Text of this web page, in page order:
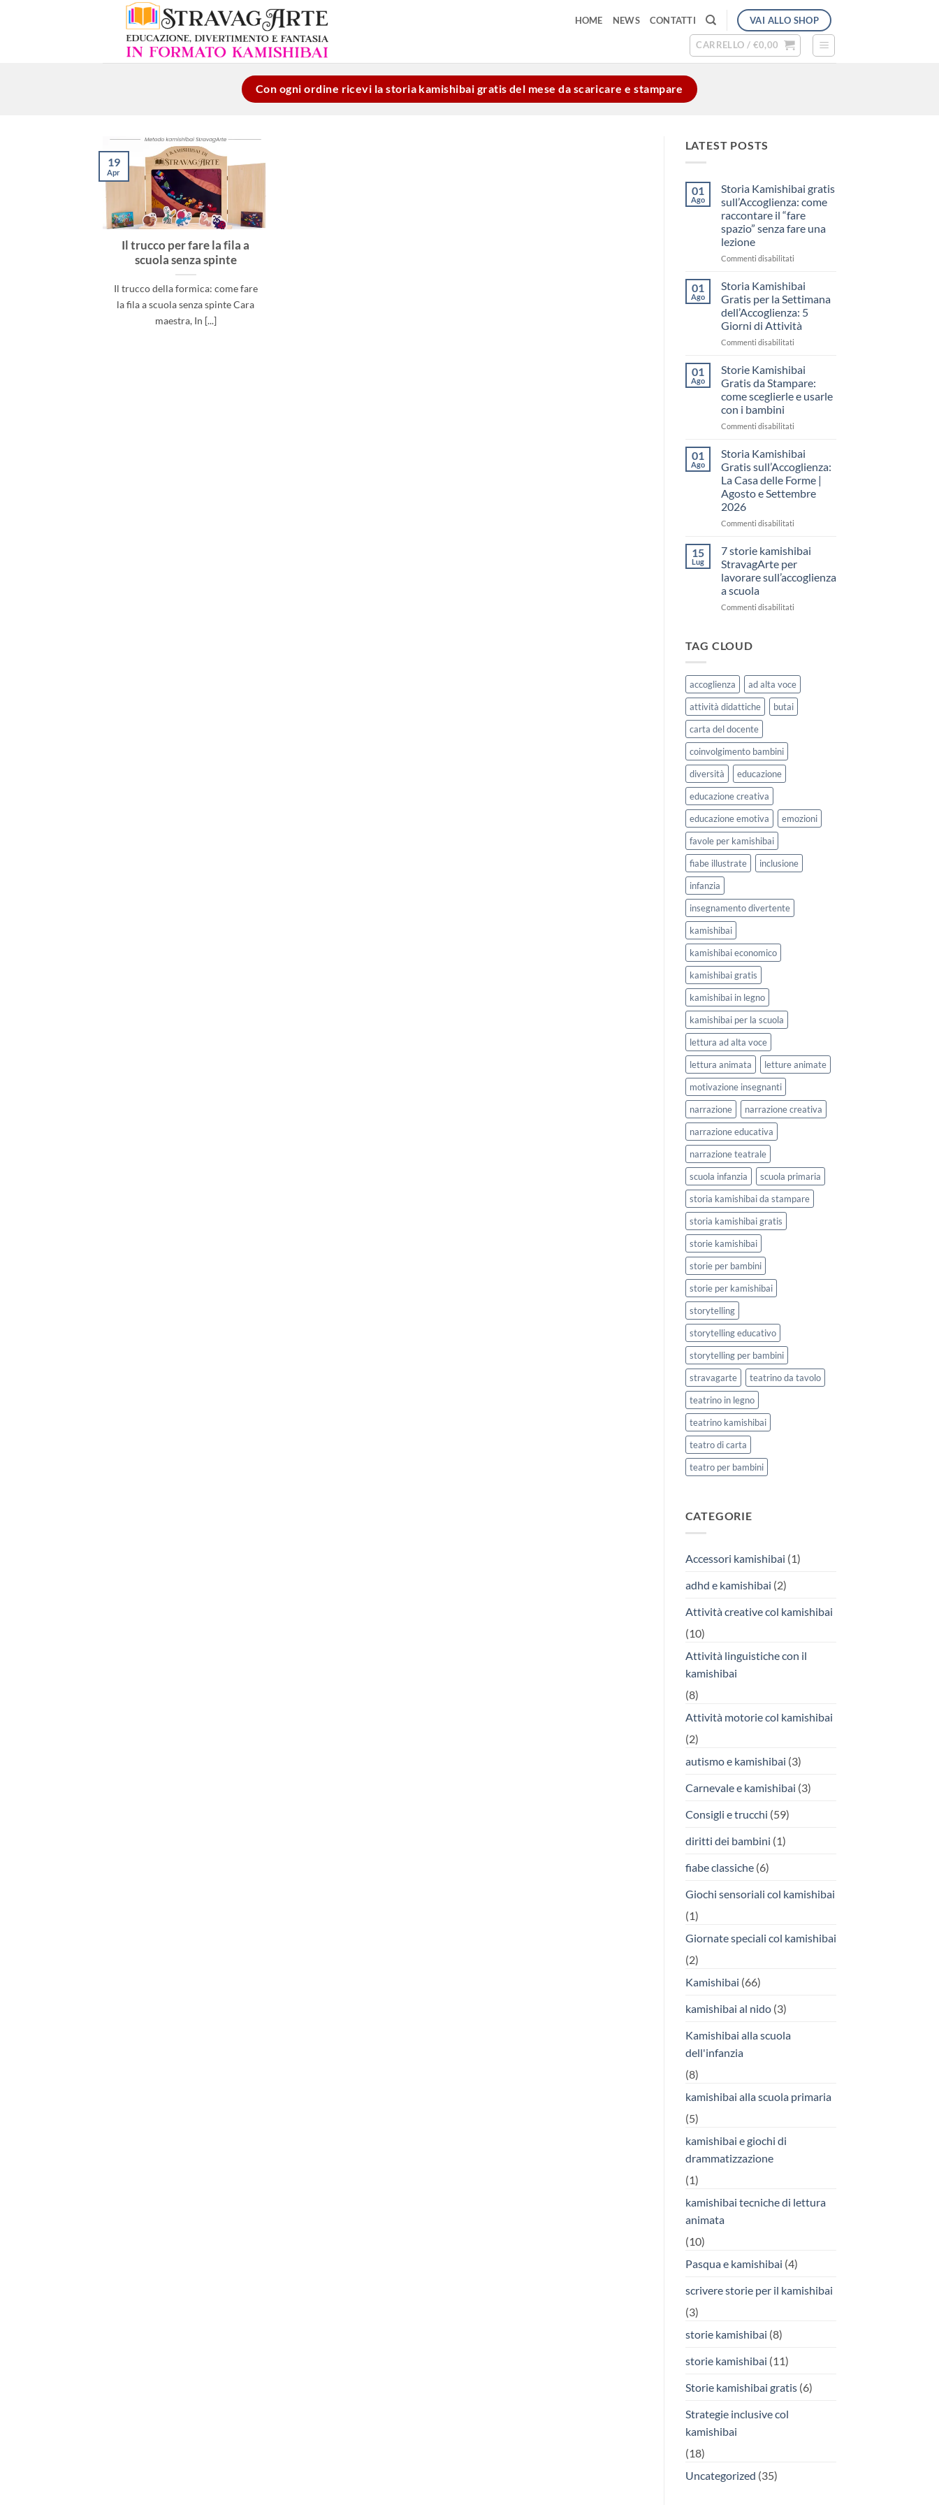
HOME NEWS CONTATTI VAI ALLO SHOP
CARRELLO / €0,00
Con ogni ordine ricevi la storia kamishibai gratis del mese da scaricare e stampare
Il trucco per fare la fila a
scuola senza spinte
Il trucco della formica: come fare
la fila a scuola senza spinte Cara
maestra, In [...]
19
Apr
LATEST POSTS
01
Ago
Storia Kamishibai gratis
sull’Accoglienza: come
raccontare il “fare
spazio” senza fare una
lezione
Commenti disabilitatisu
Kamishibai
gratis
sull’Accoglienza:
come
raccontare
il
senza
fare
una
01
Ago
Storia Kamishibai
Gratis per la Settimana
dell’Accoglienza: 5
Giorni di Attività
Commenti disabilitatisu
Kamishibai
Gratis
per
la
dell’Accoglienza:
di
Attività
01
Ago
Storie Kamishibai
Gratis da Stampare:
come sceglierle e usarle
con i bambini
Commenti disabilitatisu
Kamishibai
Gratis
da
Stampare:
come
e
i
bambini
01
Ago
Storia Kamishibai
Gratis sull’Accoglienza:
La Casa delle Forme |
Agosto e Settembre
2026
Commenti disabilitatisu
Kamishibai
Gratis
sull’Accoglienza:
La
delle
2026
15
Lug
7 storie kamishibai
StravagArte per
lavorare sull’accoglienza
a scuola
Commenti disabilitatisu
lavorare
sull’accoglienza
a
scuola
TAG CLOUD
accoglienza
ad alta voce
attività didattiche
butai
carta del docente
coinvolgimento bambini
diversità
educazione
educazione creativa
educazione emotiva
emozioni
favole per kamishibai
fiabe illustrate
inclusione
infanzia
insegnamento divertente
kamishibai
kamishibai economico
kamishibai gratis
kamishibai in legno
kamishibai per la scuola
lettura ad alta voce
lettura animata
letture animate
motivazione insegnanti
narrazione
narrazione creativa
narrazione educativa
narrazione teatrale
scuola infanzia
scuola primaria
storia kamishibai da stampare
storia kamishibai gratis
storie kamishibai
storie per bambini
storie per kamishibai
storytelling
storytelling educativo
storytelling per bambini
stravagarte
teatrino da tavolo
teatrino in legno
teatrino kamishibai
teatro di carta
teatro per bambini
CATEGORIE
Accessori kamishibai (1)
adhd e kamishibai (2)
Attività creative col kamishibai
(10)
Attività linguistiche con il
kamishibai
(8)
Attività motorie col kamishibai
(2)
autismo e kamishibai (3)
Carnevale e kamishibai (3)
Consigli e trucchi (59)
diritti dei bambini (1)
fiabe classiche(6)
Giochi sensoriali col kamishibai
(1)
Giornate speciali col kamishibai
(2)
Kamishibai (66)
kamishibai al nido(3)
Kamishibai alla scuola
dell'infanzia
(8)
kamishibai alla scuola primaria
(5)
kamishibai e giochi di
drammatizzazione
(1)
kamishibai tecniche di lettura
animata
(10)
Pasqua e kamishibai (4)
scrivere storie per il kamishibai
(3)
storie kamishibai (8)
storie kamishibai (11)
Storie kamishibai gratis(6)
Strategie inclusive col
kamishibai
(18)
Uncategorized (35)